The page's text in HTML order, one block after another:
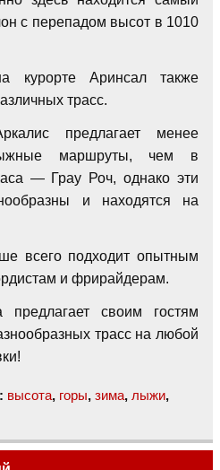
с перепадом высот в 1010
курорте Аринсал также
трасс.
предлагает менее
маршруты, чем в
— Грау Роч, однако эти
и находятся на
всего подходит опытным
и фрирайдерам.
предлагает своим гостям
трасс на любой
высота, горы, зима, лыжи,